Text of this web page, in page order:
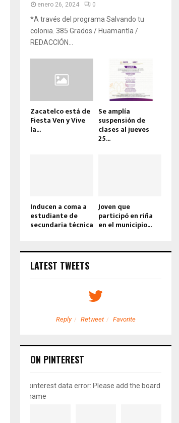
enero 26, 2024 0
*A través del programa Salvando tu
colonia. 385 Grados / Huamantla /
REDACCIÓN...
Zacatelco está de
Fiesta Ven y Vive
la...
Se amplía
suspensión de
clases al jueves
25...
Inducen a coma a
estudiante de
secundaria técnica
Joven que
participó en riña
en el municipio...
LATEST TWEETS
Reply Retweet Favorite
ON PINTEREST
pinterest data error: Please add the board
name